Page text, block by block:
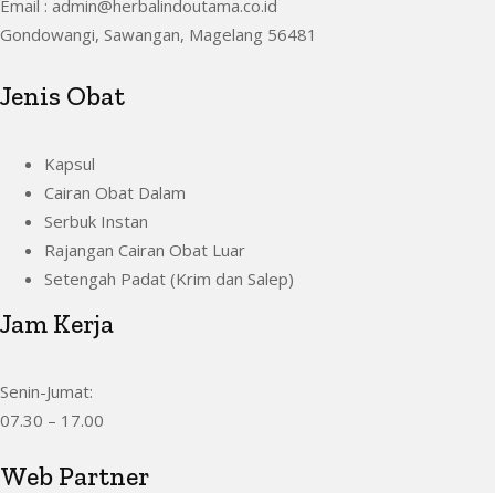
Email : admin@herbalindoutama.co.id
Gondowangi, Sawangan, Magelang 56481
Jenis Obat
Kapsul
Cairan Obat Dalam
Serbuk Instan
Rajangan Cairan Obat Luar
Setengah Padat (Krim dan Salep)
Jam Kerja
Senin-Jumat:
07.30 – 17.00
Web Partner